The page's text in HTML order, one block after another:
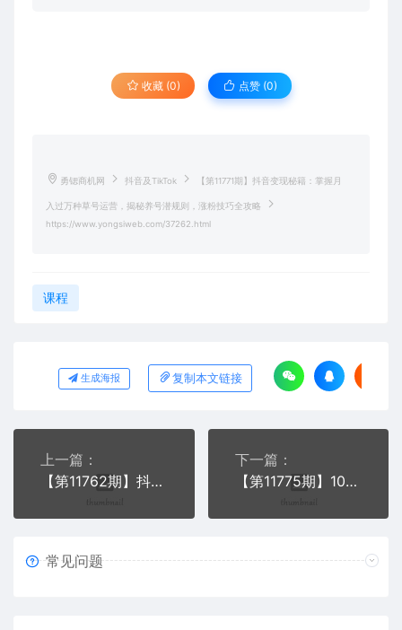
收藏 (0) 点赞 (0)
勇锶商机网 抖音及TikTok 【第11771期】抖音变现秘籍：掌握月
入过万种草号运营，揭秘养号潜规则，涨粉技巧全攻略
https://www.yongsiweb.com/37262.html
课程
生成海报 复制本文链接
上一篇：
【第11762期】抖音短视频运营课程，底层逻辑+定位+方法论，引爆同城流量新高度【VIP】
下一篇：
【第11775期】10月最新DY无限注册、无限实名、0分开播技术，猛料纯干货
常见问题